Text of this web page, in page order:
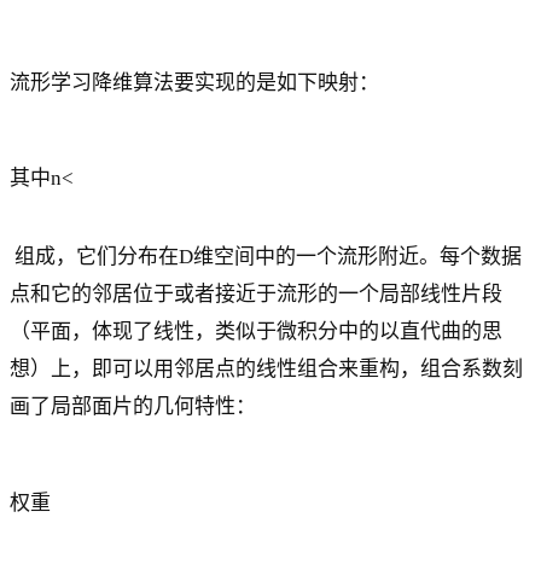
流形学习降维算法要实现的是如下映射：
其中n<
组成，它们分布在D维空间中的一个流形附近。每个数据
点和它的邻居位于或者接近于流形的一个局部线性片段
（平面，体现了线性，类似于微积分中的以直代曲的思
想）上，即可以用邻居点的线性组合来重构，组合系数刻
画了局部面片的几何特性：
权重